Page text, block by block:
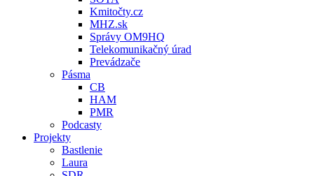
Kmitočty.cz
MHZ.sk
Správy OM9HQ
Telekomunikačný úrad
Prevádzače
Pásma
CB
HAM
PMR
Podcasty
Projekty
Bastlenie
Laura